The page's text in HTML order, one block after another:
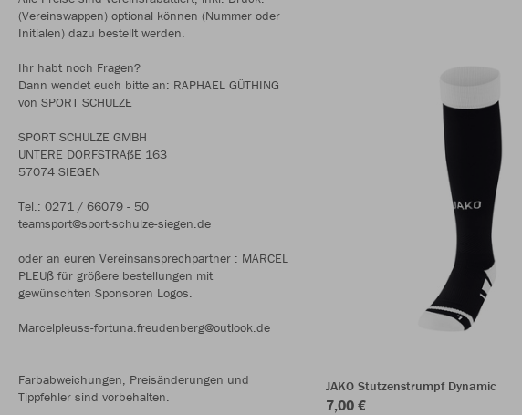
(Vereinswappen) optional können (Nummer oder
Initialen) dazu bestellt werden.
Ihr habt noch Fragen?
Dann wendet euch bitte an: RAPHAEL GÜTHING
von SPORT SCHULZE
SPORT SCHULZE GMBH
UNTERE DORFSTRAßE 163
57074 SIEGEN
Tel.: 0271 / 66079 - 50
teamsport@sport-schulze-siegen.de
oder an euren Vereinsansprechpartner : MARCEL
PLEUß für größere bestellungen mit
gewünschten Sponsoren Logos.
Marcelpleuss-fortuna.freudenberg@outlook.de
Farbabweichungen, Preisänderungen und
Tippfehler sind vorbehalten.
JAKO Stutzenstrumpf Dynamic
7,00 €